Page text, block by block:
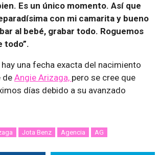
Es un único momento. Así que
con mi camarita y bueno
al bebé, grabar todo. Roguemos
todo”.
hay una fecha exacta del nacimiento
deAngie Arizaga, pero se cree que
días debido a su avanzado
Jota Benz Agencia AG